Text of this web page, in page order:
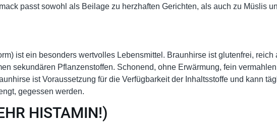
passt sowohl als Beilage zu herzhaften Gerichten, als auch zu Müslis
ist ein besonders wertvolles Lebensmittel. Braunhirse ist glutenfrei, reich
sekundären Pflanzenstoffen. Schonend, ohne Erwärmung, fein
ist Voraussetzung für die Verfügbarkeit der Inhaltsstoffe und kann
gegessen werden.
HISTAMIN!)